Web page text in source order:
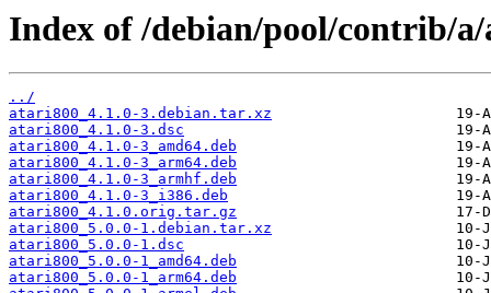
Index of /debian/pool/contrib/
../
atari800_4.1.0-3.debian.tar.xz
atari800_4.1.0-3.dsc
atari800_4.1.0-3_amd64.deb
atari800_4.1.0-3_arm64.deb
atari800_4.1.0-3_armhf.deb
atari800_4.1.0-3_i386.deb
atari800_4.1.0.orig.tar.gz
atari800_5.0.0-1.debian.tar.xz
atari800_5.0.0-1.dsc
atari800_5.0.0-1_amd64.deb
atari800_5.0.0-1_arm64.deb